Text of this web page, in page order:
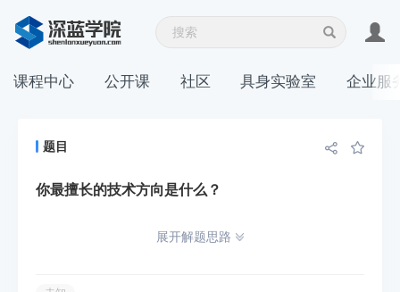
课程中心 公开课 社区 具身实验室 企业服
题目
你最擅长的技术方向是什么？
展开解题思路